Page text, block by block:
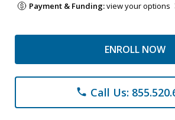
Payment & Funding:view your options
ENROLL NOW
phone Call Us: